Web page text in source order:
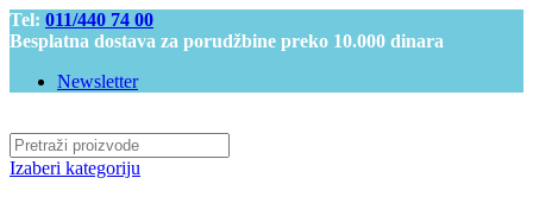
Tel: 011/440 74 00
Besplatna dostava za porudžbine preko 10.000 dinara
Newsletter
Izaberi kategoriju